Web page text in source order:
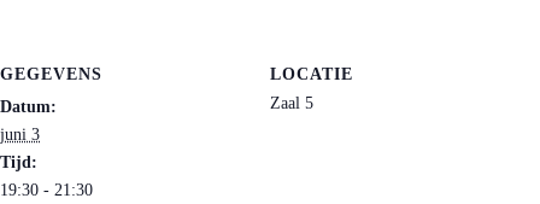
GEGEVENS
Datum:
juni 3
Tijd:
19:30 - 21:30
LOCATIE
Zaal 5